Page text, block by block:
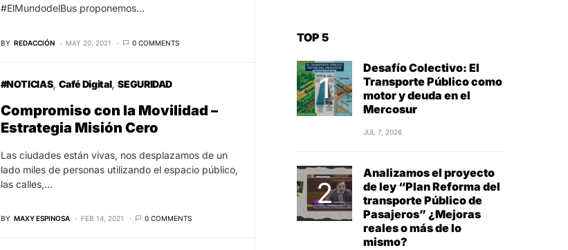
#ElMundodelBus proponemos…
BY REDACCIÓN MAY 20, 2021 0 COMMENTS
#NOTICIAS Café Digital SEGURIDAD
Compromiso con la Movilidad –
Estrategia Misión Cero
Las ciudades están vivas, nos desplazamos de un
lado miles de personas utilizando el espacio público,
las calles,…
BY MAXY ESPINOSA FEB 14, 2021 0 COMMENTS
TOP 5
Desafío Colectivo: El
Transporte Público como
motor y deuda en el
Mercosur
JUL 7, 2026
Analizamos el proyecto
de ley “Plan Reforma del
transporte Público de
Pasajeros” ¿Mejoras
reales o más de lo
mismo?